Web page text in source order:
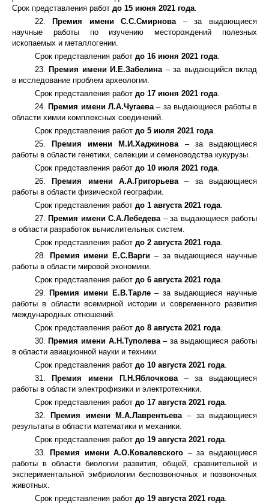
Срок представления работ до 15 июня 2021 года.
22.
Премия имени С.С.Смирнова – за выдающиеся
научные работы по изучению месторождений полезных
ископаемых и металлогении.
Срок представления работ до 16 июня 2021 года.
23. Премия имени И.Е.Забелина – за выдающийся вклад
в исследование проблем археологии.
Срок представления работ до 17 июня 2021 года.
24. Премия имени Л.А.Чугаева– за выдающиеся работы в
области химии комплексных соединений.
Срок представления работ до 5 июля 2021 года.
25.
Премия имени М.И.Хаджинова – за выдающиеся
работы в области генетики, селекции и семеноводства кукурузы.
Срок представления работ до 10 июля 2021 года.
26.
Премия имени А.А.Григорьева– за выдающиеся
работы в области физической географии.
Срок представления работ до 1 августа 2021 года.
27. Премия имени С.А.Лебедева – за выдающиеся работы
в области разработок вычислительных систем.
Срок представления работдо 2 августа 2021 года.
28.
Премия имени Е.С.Варги – за выдающиеся научные
работы в области мировой экономики.
Срок представления работ до 6 августа 2021 года.
29. Премия имени Е.В.Тарле– за выдающиеся научные
работы в области всемирной истории и современного развития
международных отношений.
Срок представления работдо 8 августа 2021 года.
30. Премия имени А.Н.Туполева– за выдающиеся работы
в области авиационной науки и техники.
Срок представления работ до 10 августа 2021 года.
31.
Премия имени П.Н.Яблочкова – за выдающиеся
работы в области электрофизики и электротехники.
Срок представления работ до 17 августа 2021 года.
32.
Премия имени М.А.Лаврентьева– за выдающиеся
результаты в области математики и механики.
Срок представления работдо 19 августа 2021 года.
33.
Премия имени А.О.Ковалевского – за выдающиеся
работы в области биологии развития, общей, сравнительной и
экспериментальной эмбриологии беспозвоночных и позвоночных
животных.
Срок представления работ до 19 августа 2021 года.